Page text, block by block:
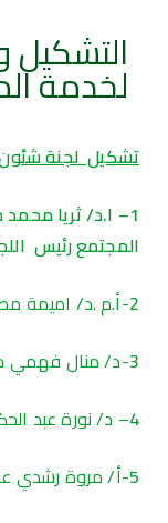
التشكيل
لخدمة
تشكيل لجنة شئون
1– ا.د/ ثريا
المجتمع رئيس
2-أ.م .د/ اميمة
3-د/ منال
4– د/ نورة
5-أ/ مروة